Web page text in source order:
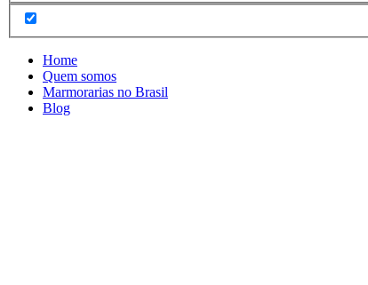
Home
Quem somos
Marmorarias no Brasil
Blog